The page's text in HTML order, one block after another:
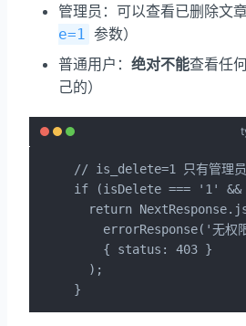
管理员：可以查看已删除文
e=1 参数）
普通用户： 绝对不能查看任
己的）
// is_delete=1 只有管理员
if (isDelete === '1'
return
errorResponse('无权
    { status: 403 }
  );
}